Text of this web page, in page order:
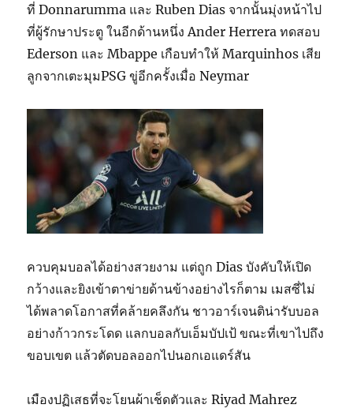
ที่ Donnarumma และ Ruben Dias จากนั้นมุ่งหน้าไป
ที่ผู้รักษาประตู ในอีกด้านหนึ่ง Ander Herrera ทดสอบ
Ederson และ Mbappe เกือบทำให้ Marquinhos เสีย
ลูกจากเตะมุมPSG ขู่อีกครั้งเมื่อ Neymar
ควบคุมบอลได้อย่างสวยงาม แต่ถูก Dias บังคับให้เปิด
กว้างและยิงเข้าตาข่ายด้านข้างอย่างไรก็ตาม เมสซี่ไม่
ได้พลาดโอกาสที่คล้ายคลึงกัน ชาวอาร์เจนติน่ารับบอล
อย่างก้าวกระโดด แลกบอลกับเอ็มบัปเป้ ขณะที่เขาไปถึง
ขอบเขต แล้วตัดบอลออกไปนอกเอแดร์สัน
เมืองปฏิเสธที่จะโยนผ้าเช็ดตัวและ Riyad Mahrez